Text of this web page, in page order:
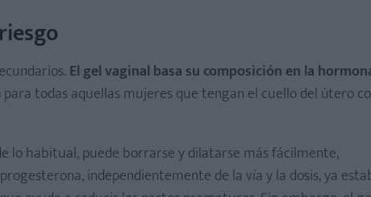
El gel vaginal basa su composición en la
todas aquellas mujeres que tengan el cuello del útero
lo habitual, puede borrarse y dilatarse más fácilmente,
independientemente de la vía y la dosis, ya